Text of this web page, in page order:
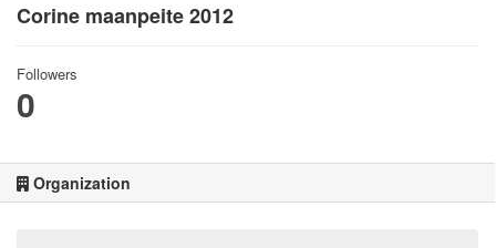
Corine maanpeite 2012
Followers
0
Organization